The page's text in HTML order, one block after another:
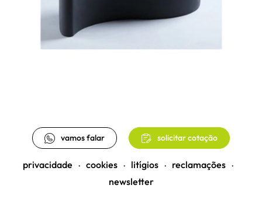
vamos falar solicitar cotação
privacidade • cookies • litígios • reclamações •
newsletter